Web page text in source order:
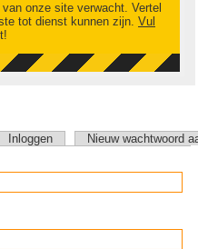
onze site verwacht. Vertel
tot dienst kunnen zijn. Vul
tabblad)
Inloggen
Nieuw wachtwoord